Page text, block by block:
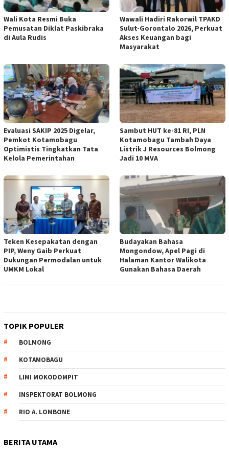
Wali Kota Resmi Buka
Pemusatan Diklat Paskibraka
di Aula Rudis
Wawali Hadiri Rakorwil TPAKD
Sulut-Gorontalo 2026, Perkuat
Akses Keuangan bagi
Masyarakat
Evaluasi SAKIP 2025 Digelar,
Pemkot Kotamobagu
Optimistis Tingkatkan Tata
Kelola Pemerintahan
Sambut HUT ke-81 RI, PLN
Kotamobagu Tambah Daya
Listrik J Resources Bolmong
Jadi 10 MVA
Teken Kesepakatan dengan
PIP, Weny Gaib Perkuat
Dukungan Permodalan untuk
UMKM Lokal
Budayakan Bahasa
Mongondow, Apel Pagi di
Halaman Kantor Walikota
Gunakan Bahasa Daerah
TOPIK POPULER
BOLMONG
KOTAMOBAGU
LIMI MOKODOMPIT
INSPEKTORAT BOLMONG
RIO A. LOMBONE
BERITA UTAMA